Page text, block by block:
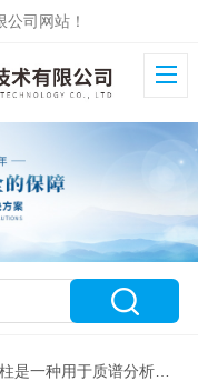
司网站！
于质谱分析前样品净化处理的重要耗材